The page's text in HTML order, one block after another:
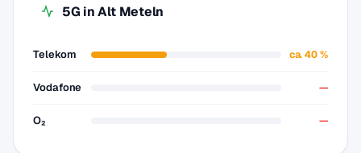
5G in Alt Meteln
Telekom ca. 40 %
Vodafone —
O₂ —